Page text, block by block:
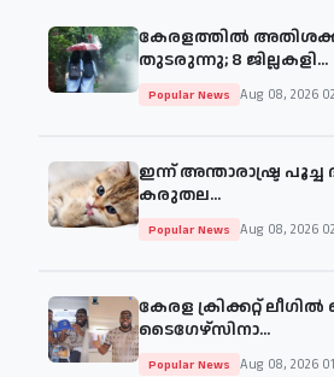
കേരളത്തിൽ
തുടരുന്നു; 8 ജില്ലകളി...
Popular News Aug 08, 2026
ഇന്ന് അന്താരാഷ്ട്ര
കരുതല...
Popular News Aug 08, 2026
കേരള ക്രിക്കറ്റ്
ടൈഗേഴ്സിനാ...
Popular News Aug 08, 2026